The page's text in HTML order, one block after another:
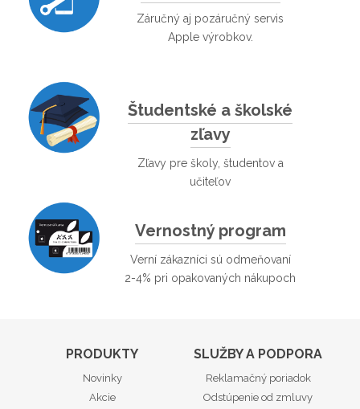
Záručný aj pozáručný servis
Apple výrobkov.
Študentské a školské
zľavy
Zľavy pre školy, študentov a
učiteľov
Vernostný program
Verní zákazníci sú odmeňovaní
2-4% pri opakovaných nákupoch
PRODUKTY
Novinky
Akcie
SLUŽBY A PODPORA
Reklamačný poriadok
Odstúpenie od zmluvy